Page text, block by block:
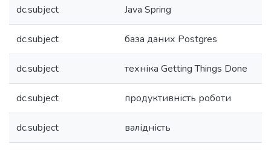
dc.subject Java Spring
dc.subject база даних Postgres
dc.subject техніка Getting Things Done
dc.subject продуктивність роботи
dc.subject валідність